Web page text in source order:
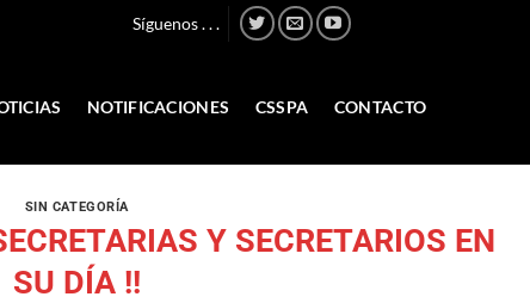
Síguenos . . .
NOTIFICACIONES CSSPA CONTACTO
SIN CATEGORÍA
Y SECRETARIOS EN
SU DÍA !!